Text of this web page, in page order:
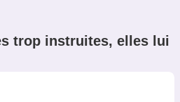
trop instruites, elles lui